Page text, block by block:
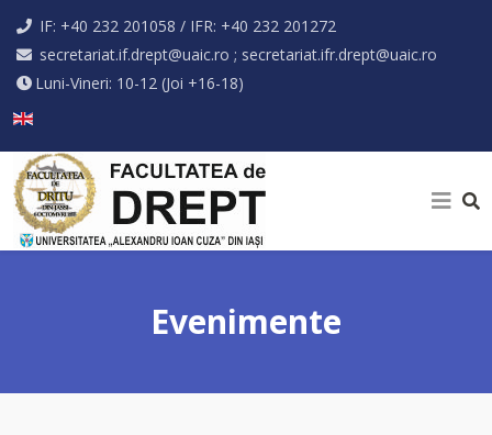
IF: +40 232 201058 / IFR: +40 232 201272
secretariat.if.drept@uaic.ro ; secretariat.ifr.drept@uaic.ro
Luni-Vineri: 10-12 (Joi +16-18)
Evenimente